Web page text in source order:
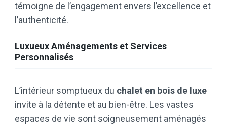
témoigne de l’engagement envers l’excellence et
l’authenticité.
Luxueux Aménagements et Services
Personnalisés
L’intérieur somptueux du chalet en bois de luxe
invite à la détente et au bien-être. Les vastes
espaces de vie sont soigneusement aménagés